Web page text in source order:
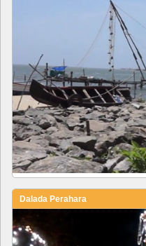
Dalada Perahara